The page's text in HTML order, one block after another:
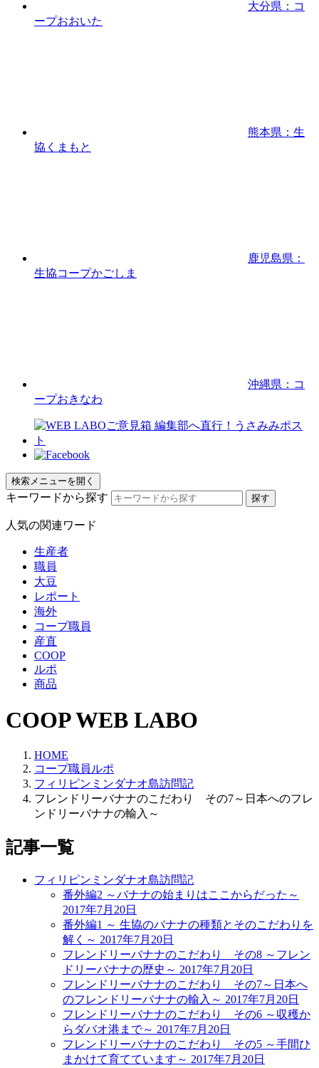
大分県：コ
ープおおいた
熊本県：生
協くまもと
鹿児島県：
生協コープかごしま
沖縄県：コ
ープおきなわ
検索メニューを開く
キーワードから探す
人気の関連ワード
生産者
職員
大豆
レポート
海外
コープ職員
産直
COOP
ルポ
商品
COOP WEB LABO
HOME
コープ職員ルポ
フィリピンミンダナオ島訪問記
フレンドリーバナナのこだわり その7～日本へのフレ
ンドリーバナナの輸入～
記事一覧
フィリピンミンダナオ島訪問記
番外編2 ～バナナの始まりはここからだった～
2017年7月20日
番外編1 ～ 生協のバナナの種類とそのこだわりを
解く～ 2017年7月20日
フレンドリーバナナのこだわり その8 ～フレン
ドリーバナナの歴史～ 2017年7月20日
フレンドリーバナナのこだわり その7～日本へ
のフレンドリーバナナの輸入～ 2017年7月20日
フレンドリーバナナのこだわり その6 ～収穫か
らダバオ港まで～ 2017年7月20日
フレンドリーバナナのこだわり その5 ～手間ひ
まかけて育てています～ 2017年7月20日